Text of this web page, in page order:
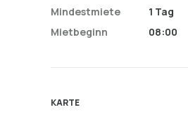
Mindestmiete
Mietbeginn
1 Tag
08:00
KARTE